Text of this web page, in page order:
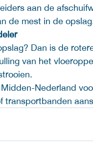
aan de
de mest in de
Dan is de
van het
Nederland
transportbanden